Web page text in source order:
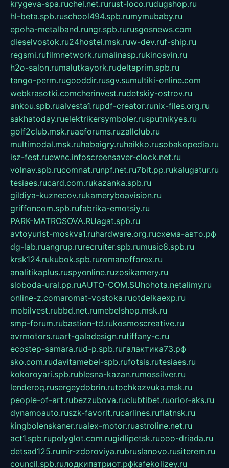
krygeva-spa.ruchel.net.rurust-loco.rudugshop.ru
hl-beta.spb.ruschool494.spb.rumymubaby.ru
epoha-metalband.rungr.spb.rurusgosnews.com
dieselvostok.ru24hostel.msk.ruw-dev.ruf-ship.ru
regsmi.rufilmnetwork.rumalinasp.rukinosvin.ru
h2o-salon.rumalutkayork.rudeltaprim.spb.ru
tango-perm.rugooddir.rusgv.sumultiki-online.com
webkrasotki.comcherinvest.rudetskiy-ostrov.ru
ankou.spb.rualvesta1.rupdf-creator.runix-files.org.ru
sakhatoday.ruelektrikersymboler.rusputnikyes.ru
golf2club.msk.ruaeforums.ruzallclub.ru
multimodal.msk.ruhabaigry.ruhaikko.rusobakopedia.ru
isz-fest.ruewnc.infoscreensaver-clock.net.ru
volnav.spb.rucomnat.runpf.net.ru7bit.pp.rukalugatur.ru
tesiaes.rucard.com.rukazanka.spb.ru
gildiya-kuznecov.rukameryboavision.ru
griffoncom.spb.rufabrika-emotsiy.ru
PARK-MATROSOVA.RUagat.spb.ru
avtoyurist-moskva1.ruhardware.org.ruсхема-авто.рф
dg-lab.ruangrup.rurecruiter.spb.rumusic8.spb.ru
krsk124.rukubok.spb.ruromanofforex.ru
analitikaplus.ruspyonline.ruzosikamery.ru
sloboda-ural.pp.ruAUTO-COM.SUhohota.netalimy.ru
online-z.comaromat-vostoka.ruotdelkaexp.ru
mobilvest.rubbd.net.rumebelshop.msk.ru
smp-forum.rubastion-td.rukosmoscreative.ru
avrmotors.ruart-galadesign.rutiffany-c.ru
ecostep-samara.rud-p.spb.ruгалактика73.рф
sko.com.rudavitamebel-spb.rufotsis.rutesiaes.ru
kokoroyari.spb.rublesna-kazan.rumossilver.ru
lenderoq.rusergeydobrin.rutochkazvuka.msk.ru
people-of-art.rubezzubova.ruclubtibet.ruorior-aks.ru
dynamoauto.ruszk-favorit.rucarlines.ruflatnsk.ru
kingbolenskaner.rualex-motor.ruastroline.net.ru
act1.spb.rupolyglot.com.rugidlipetsk.ruooo-driada.ru
detsad125.rumir-zdoroviya.rubruslanovo.rusiterem.ru
council.spb.ruлодкипатриот.рфkafekolizey.ru